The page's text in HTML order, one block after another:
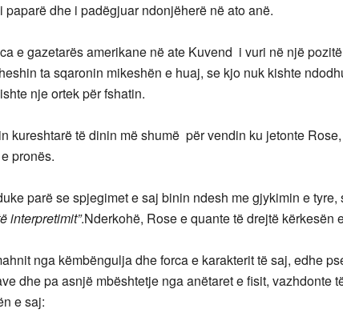
dhe i padëgjuar ndonjëherë në ato anë.
e gazetarës amerikane në ate Kuvend i vuri në një
ta sqaronin mikeshën e huaj, se kjo nuk kishte
nje ortek për fshatin.
kureshtarë të dinin më shumë për vendin ku jetonte
pronës.
parë se spjegimet e saj binin ndesh me gjykimin e tyre,
interpretimit”.Nderkohë, Rose e quante të drejtë kërkesën
nga këmbëngulja dhe forca e karakterit të saj, edhe
dhe pa asnjë mbështetje nga anëtaret e fisit, vazhdonte
e saj: